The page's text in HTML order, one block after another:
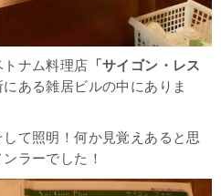
ナム料理店 「サイゴン・レス
ある雑居ビルの中にありま
て照明！何か見覚えあると思
ラーでした！